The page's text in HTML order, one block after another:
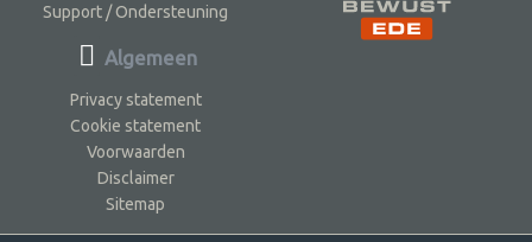
Support / Ondersteuning
Algemeen
Privacy statement
Cookie statement
Voorwaarden
Disclaimer
Sitemap